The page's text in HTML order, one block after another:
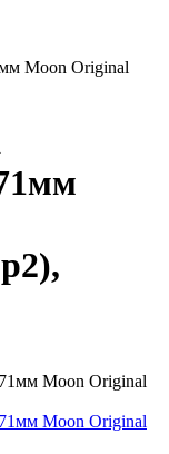
Moon Original